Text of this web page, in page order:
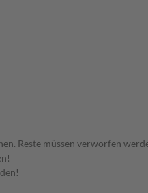
Reste müssen verworfen